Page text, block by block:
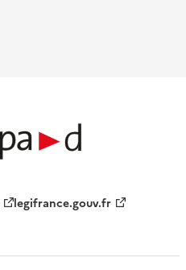
legifrance.gouv.fr